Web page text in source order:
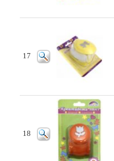
17
18